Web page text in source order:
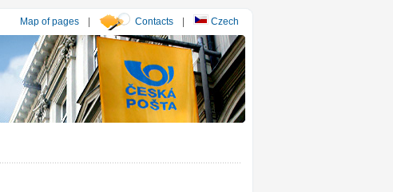
Map of pages | Contacts | Czech